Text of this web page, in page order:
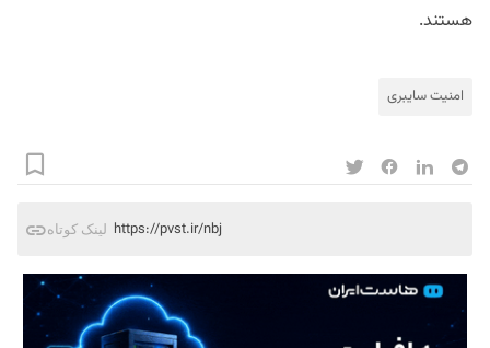
هستند.
امنیت سایبری
لینک کوتاه https://pvst.ir/nbj